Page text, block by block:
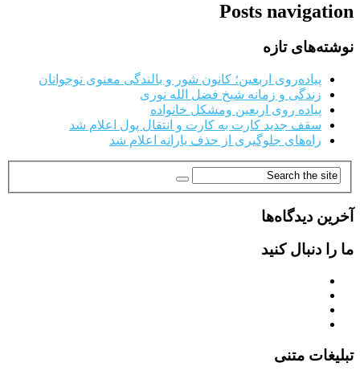
Posts navigation
نوشته‌های تازه
پیاده‌روی اربعین؛ کانون شور و بالندگی معنوی نوجوانان
زندگی و زمانه شیخ فضل الله نوری
پیاده روی اربعین ومشکل خانواده
سقف جدید کارت به کارت و انتقال پول اعلام شد
راه‌های جلوگیری از حذف یارانه اعلام شد
آخرین دیدگاه‌ها
ما را دنبال کنید
تبلیغات متنی